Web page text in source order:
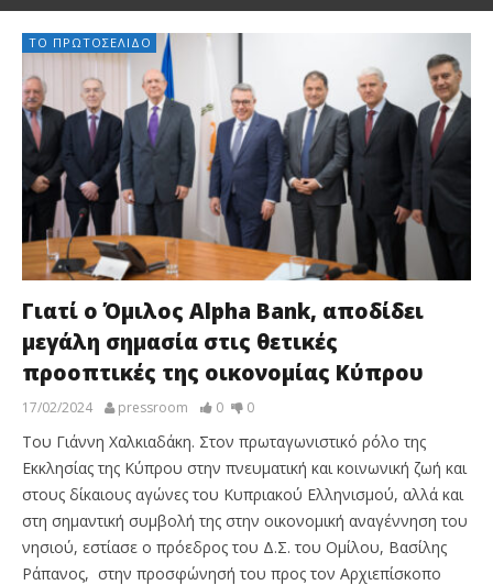
ΤΟ ΠΡΩΤΟΣΈΛΙΔΟ
Γιατί ο Όμιλος Alpha Bank, αποδίδει
μεγάλη σημασία στις θετικές
προοπτικές της οικονομίας Κύπρου
17/02/2024 pressroom 0 0
Του Γιάννη Χαλκιαδάκη. Στον πρωταγωνιστικό ρόλο της
Εκκλησίας της Κύπρου στην πνευματική και κοινωνική ζωή και
στους δίκαιους αγώνες του Κυπριακού Ελληνισμού, αλλά και
στη σημαντική συμβολή της στην οικονομική αναγέννηση του
νησιού, εστίασε ο πρόεδρος του Δ.Σ. του Ομίλου, Βασίλης
Ράπανος, στην προσφώνησή του προς τον Αρχιεπίσκοπο